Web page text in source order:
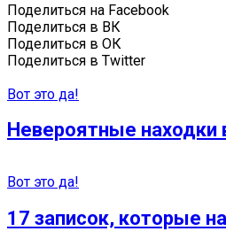
Поделиться на Facebook
Поделиться в ВК
Поделиться в ОК
Поделиться в Twitter
Вот это да!
Невероятные находки
Вот это да!
17 записок, которые